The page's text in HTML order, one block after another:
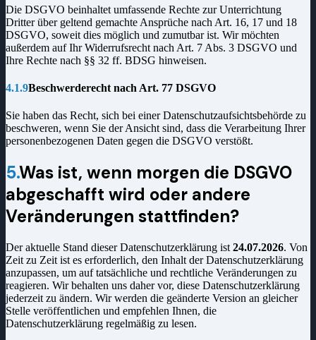
Die DSGVO beinhaltet umfassende Rechte zur Unterrichtung
Dritter über geltend gemachte Ansprüche nach Art. 16, 17 und 18
DSGVO, soweit dies möglich und zumutbar ist. Wir möchten
außerdem auf Ihr Widerrufsrecht nach Art. 7 Abs. 3 DSGVO und
Ihre Rechte nach §§ 32 ff. BDSG hinweisen.
4.1.9Beschwerderecht nach Art. 77 DSGVO
Sie haben das Recht, sich bei einer Datenschutzaufsichtsbehörde zu
beschweren, wenn Sie der Ansicht sind, dass die Verarbeitung Ihrer
personenbezogenen Daten gegen die DSGVO verstößt.
5.Was ist, wenn morgen die DSGVO
abgeschafft wird oder andere
Veränderungen stattfinden?
Der aktuelle Stand dieser Datenschutzerklärung ist 24.07.2026. Von
Zeit zu Zeit ist es erforderlich, den Inhalt der Datenschutzerklärung
anzupassen, um auf tatsächliche und rechtliche Veränderungen zu
reagieren. Wir behalten uns daher vor, diese Datenschutzerklärung
jederzeit zu ändern. Wir werden die geänderte Version an gleicher
Stelle veröffentlichen und empfehlen Ihnen, die
Datenschutzerklärung regelmäßig zu lesen.